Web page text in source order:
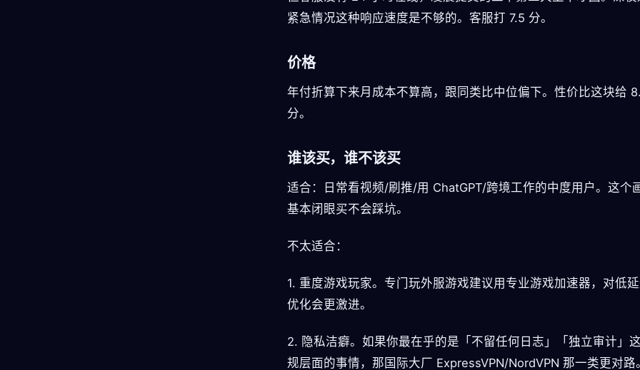
紧急情况这种响应速度是不够的。客服打 7.5 分。
价格
年付折算下来月成本不算高，跟同类比中位偏下。性价比这块给
分。
谁该买，谁不该买
适合：日常看视频/刷推/用 ChatGPT/跨境工作的中度用户。这个
基本闭眼买不会踩坑。
不太适合：
1. 重度游戏玩家。专门玩外服游戏建议用专业游戏加速器，对低
优化会更激进。
2. 隐私洁癖。如果你最在乎的是「不留任何日志」「独立审计」
规层面的事情，那国际大厂 ExpressVPN/NordVPN 那一类更对路。